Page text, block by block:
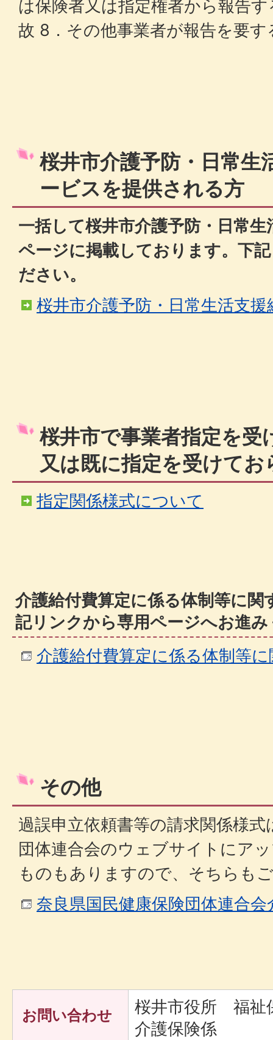
は保険者又は指定権者から報告
故 8．その他事業者が報告を要
桜井市介護予防・日常生
ービスを提供される方
一括して桜井市介護予防・日常
ページに掲載しております。下
ださい。
桜井市介護予防・日常生活支援
桜井市で事業者指定を受
又は既に指定を受けてお
指定関係様式について
介護給付費算定に係る体制等に
記リンクから専用ページへお進
介護給付費算定に係る体制等
その他
過誤申立依頼書等の請求関係様
団体連合会のウェブサイトにア
ものもありますので、そちらも
奈良県国民健康保険団体連合
お問い合わせ
桜井市役所 福
介護保険係